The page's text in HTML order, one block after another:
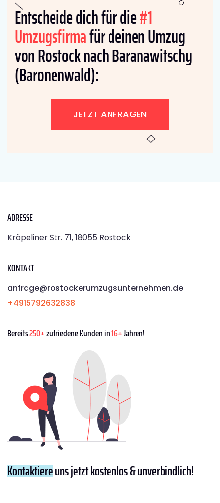
Entscheide dich für die#1
Umzugsfirmafür deinen Umzug
von Rostock nach Baranawitschy
(Baronenwald):
JETZT ANFRAGEN
ADRESSE
Kröpeliner Str. 71, 18055 Rostock
KONTAKT
anfrage@rostockerumzugsunternehmen.de
+4915792632838
Bereits250+zufriedene Kunden in16+Jahren!
Kontaktiereuns jetzt kostenlos & unverbindlich!